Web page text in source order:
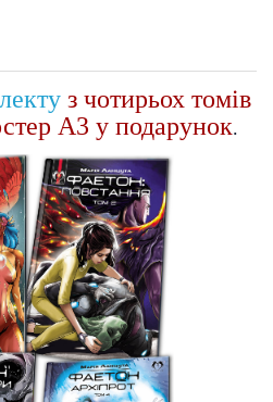
з чотирьох томів
А3 у подарунок.